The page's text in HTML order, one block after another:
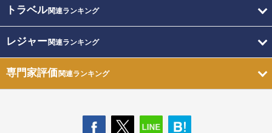
トラベル関連ランキング
レジャー関連ランキング
専門家評価関連ランキング